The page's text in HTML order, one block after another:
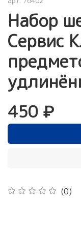
Набор
Cервис
(0)
450 ₽